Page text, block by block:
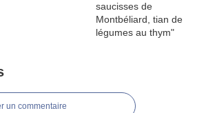
un commentaire